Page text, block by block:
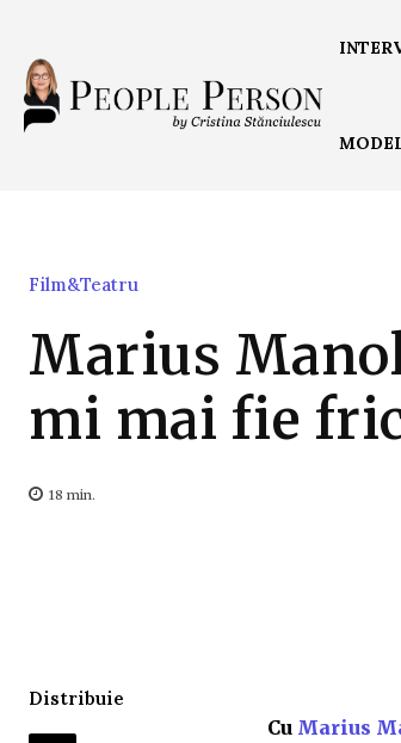
Film&Teatru
Marius
mi mai fie
18 min.
Distribuie
Cu Marius